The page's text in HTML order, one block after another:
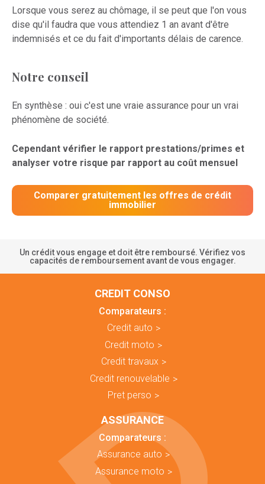
Lorsque vous serez au chômage, il se peut que l'on vous
dise qu'il faudra que vous attendiez 1 an avant d'être
indemnisés et ce du fait d'importants délais de carence.
Notre conseil
En synthèse : oui c'est une vraie assurance pour un vrai
phénomène de société.
Cependant vérifier le rapport prestations/primes et
analyser votre risque par rapport au coût mensuel
Comparer gratuitement les offres de crédit
immobilier
Un crédit vous engage et doit être remboursé. Vérifiez vos
capacités de remboursement avant de vous engager.
CREDIT CONSO
Comparateurs :
Credit auto
Credit moto
Credit travaux
Credit renouvelable
Pret perso
ASSURANCE
Comparateurs :
Assurance auto
Assurance moto